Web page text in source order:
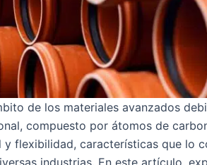
de los materiales avanzados
compuesto por átomos de
flexibilidad, características que lo